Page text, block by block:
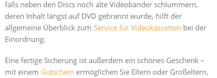
falls neben den Discs noch alte Videobänder schlummern,
deren Inhalt längst auf DVD gebrannt wurde, hilft der
allgemeine Überblick zum Service für Videokassetten bei der
Einordnung.
Eine fertige Sicherung ist außerdem ein schönes Geschenk –
mit einem Gutschein ermöglichen Sie Eltern oder Großeltern,